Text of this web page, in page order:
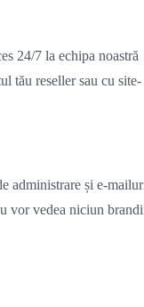
24/7 la echipa noastră
tău reseller sau cu site-
administrare și e-
vor vedea niciun